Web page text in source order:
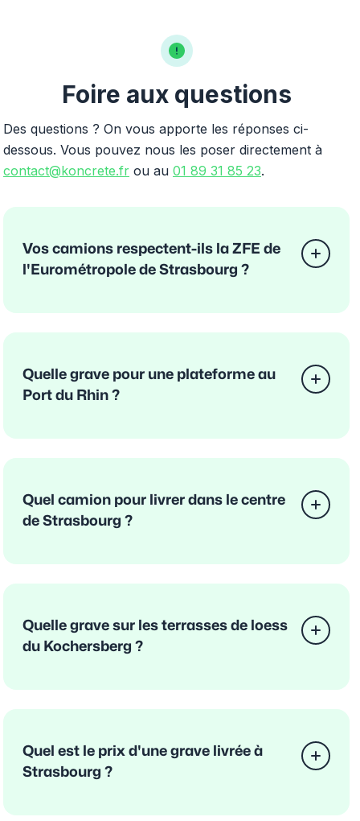
Foire aux questions
Des questions ? On vous apporte les réponses ci-
dessous. Vous pouvez nous les poser directement à
contact@koncrete.fr ou au 01 89 31 85 23.
Vos camions respectent-ils la ZFE de
l'Eurométropole de Strasbourg ?
Quelle grave pour une plateforme au
Port du Rhin ?
Quel camion pour livrer dans le centre
de Strasbourg ?
Quelle grave sur les terrasses de loess
du Kochersberg ?
Quel est le prix d'une grave livrée à
Strasbourg ?